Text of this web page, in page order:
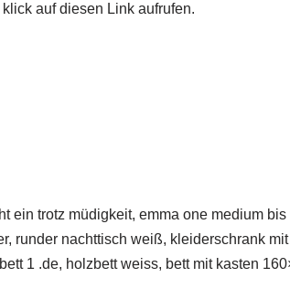
auf diesen Link aufrufen.
ein trotz müdigkeit, emma one medium
runder nachttisch weiß, kleiderschrank
1 .de, holzbett weiss, bett mit kasten